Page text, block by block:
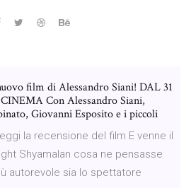
film di Alessandro Siani! DAL 31
Con Alessandro Siani,
Giovanni Esposito e i piccoli
la recensione del film E venne il
Shyamalan cosa ne pensasse
autorevole sia lo spettatore